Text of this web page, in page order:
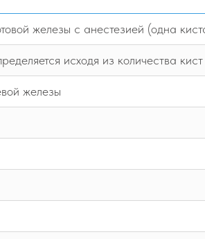
железы с анестезией (одна
исходя из количества
железы